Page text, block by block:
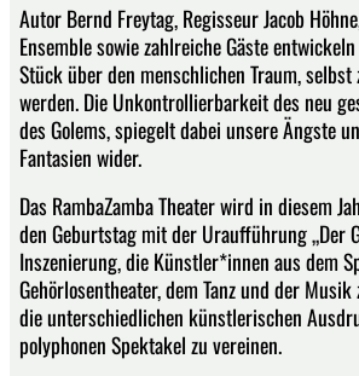
Autor Bernd Freytag, Regisseur Jacob
Ensemble sowie zahlreiche Gäste
Stück über den menschlichen Traum, selbst
werden. Die Unkontrollierbarkeit des neu
des Golems, spiegelt dabei unsere Ängste
Fantasien wider.
Das RambaZamba Theater wird in diesem
den Geburtstag mit der Uraufführung „Der
Inszenierung, die Künstler*innen aus dem
Gehörlosentheater, dem Tanz und der
die unterschiedlichen künstlerischen
polyphonen Spektakel zu vereinen.